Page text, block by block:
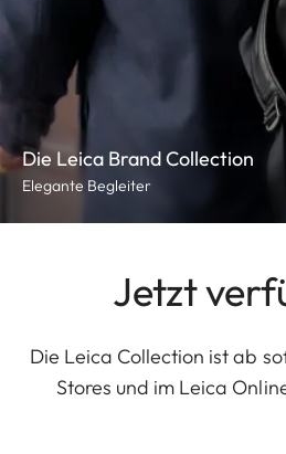
Die Leica Brand Collection
Elegante Begleiter
Jetzt
Die Leica Collection ist ab
Stores und im Leica